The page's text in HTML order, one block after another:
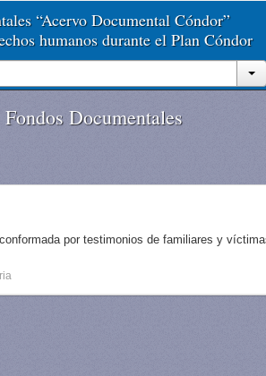
“Acervo Documental Cóndor”
humanos durante el Plan Cóndor
Documentales
por testimonios de familiares y